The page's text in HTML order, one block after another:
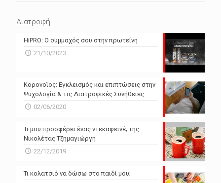
N/A
Powered by Forecast.io
Διατροφή
HiPRO: Ο σύμμαχός σου στην πρωτεΐνη
21/10/2023
Κορονοϊος: Εγκλεισμός και επιπτώσεις στην
Ψυχολογία & τις Διατροφικές Συνήθειες
02/06/2020
Τι μου προσφέρει ένας ντεκαφεϊνέ; της
Νικολέτας Τζημαγιώργη
22/12/2019
Τι κολατσιό να δώσω στο παιδί μου;